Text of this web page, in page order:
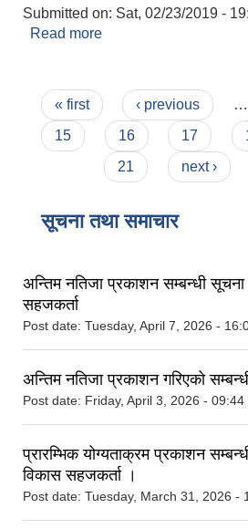
Submitted on: Sat, 02/23/2019 -
Read more
Pages
« first ‹ previous …
15
16 17
21
next ›
सूचना तथा समाचार
अन्तिम नतिजा प्रकाशन सम्बन्धी
सहजकर्ता
Post date: Tuesday, April 7, 2026 -
अन्तिम नतिजा प्रकाशन गरिएको
Post date: Friday, April 3, 2026 - 09:44
प्रारम्भिक योग्यताक्रम प्रकाशन
विकास सहजकर्ता ।
Post date: Tuesday, March 31, 2026 -